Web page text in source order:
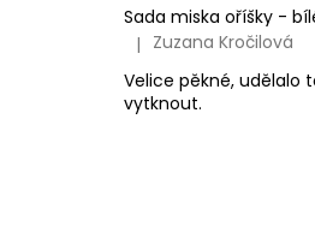
Sada miska oříšky -
Hodnocení produktu je
| Zuzana Kročilová
Velice pěkné, udělalo
vytknout.